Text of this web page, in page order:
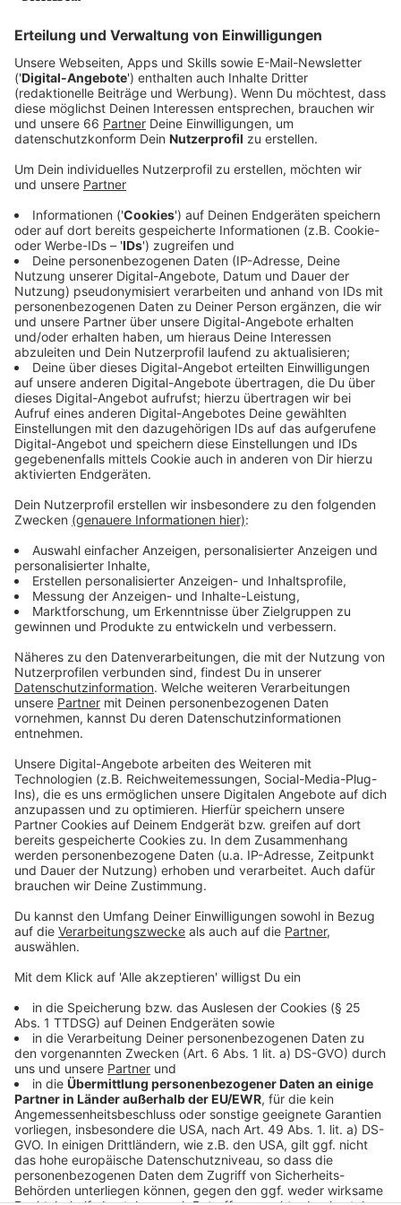
Mehr Schatten, kühlere Straßen und bessere Luft:
Dafür sollen neue Bäume bei uns in Düsseldorf sorgen.
Verschiedene Bezirksvertretungen besprechen heute
dasBaumkonzept für den Herbst.
Anzeige
Investitionen in das Stadtklima
Anzeige
Neben neuen Bäumen unter anderem auf der
Schumannstraße und der Lenaustraße sollen auch
einige alte Bäume ersetzt werden. Zum Beispiel auf
dem Simon-Gatzweiler-Platz und der Behrenstraße.
Die Stadtwill damit auf den Klimawandel und auf
Hitze reagieren, denn die Bäume kühlen die Straßen
neue Bäume gepflanzt und 15 ersetzt werden. Dabei
Anzeige
Mehr Infos und Links zum Thema:
Anzeige
Hier gibt es die Baumkonzepte im Rat
Die Stadt gießt 16.000 Bäume wegen Hitze
Immer weniger Bäume in Düsseldorf
Anzeige
Anzeige
Anzeige
Anzeige